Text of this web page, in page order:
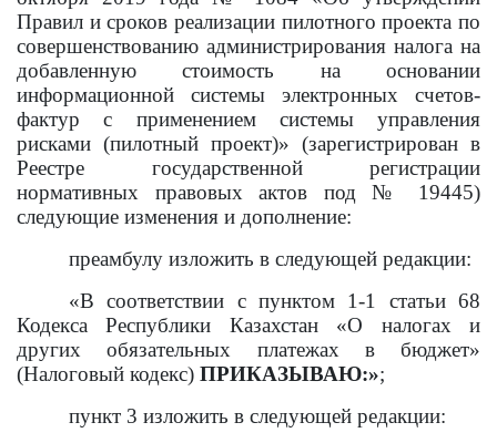
Правил и сроков реализации пилотного проекта по
совершенствованию администрирования налога на
добавленную стоимость на основании
информационной системы электронных счетов-
фактур с применением системы управления
рисками (пилотный проект)» (зарегистрирован в
Реестре государственной регистрации
нормативных правовых актов под № 19445)
следующие изменения и дополнение:
преамбулу изложить в следующей редакции:
«В соответствии с пунктом 1-1 статьи 68
Кодекса Республики Казахстан «О налогах и
других обязательных платежах в бюджет»
(Налоговый кодекс) ПРИКАЗЫВАЮ:»;
пункт 3 изложить в следующей редакции: